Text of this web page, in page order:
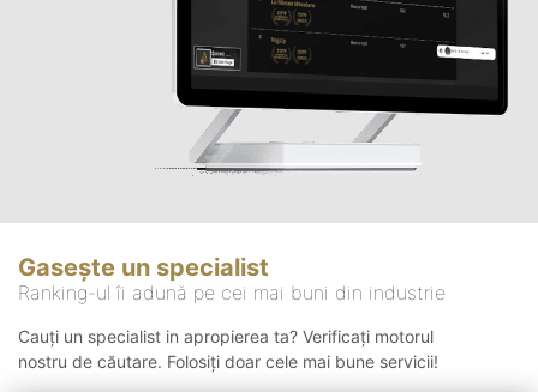
Gasește un specialist
Ranking-ul îi adună pe cei mai buni din industrie
Cauți un specialist in apropierea ta? Verificați motorul
nostru de căutare. Folosiți doar cele mai bune servicii!